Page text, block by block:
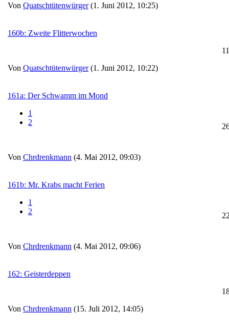
Von Quatschtütenwürger(1. Juni 2012, 10:25)
160b: Zweite Flitterwochen
Von Quatschtütenwürger(1. Juni 2012, 10:22)
11
161a: Der Schwamm im Mond
1
2
Von Chrdrenkmann (4. Mai 2012, 09:03)
161b: Mr. Krabs macht Ferien
1
2
Von Chrdrenkmann (4. Mai 2012, 09:06)
162: Geisterdeppen
Von Chrdrenkmann (15. Juli 2012, 14:05)